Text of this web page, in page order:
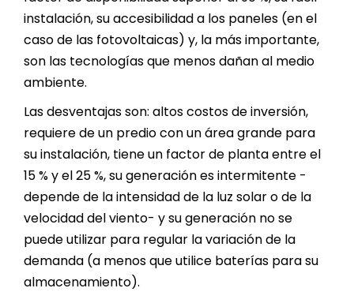
instalación, su accesibilidad a los paneles (en el
caso de las fotovoltaicas) y, la más importante,
son las tecnologías que menos dañan al medio
ambiente.
Las desventajas son: altos costos de inversión,
requiere de un predio con un área grande para
su instalación, tiene un factor de planta entre el
15 % y el 25 %, su generación es intermitente -
depende de la intensidad de la luz solar o de la
velocidad del viento- y su generación no se
puede utilizar para regular la variación de la
demanda (a menos que utilice baterías para su
almacenamiento).